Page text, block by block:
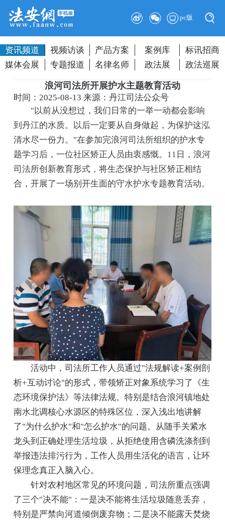
pc版
资讯频道 视频访谈 产品方案 案例库
标讯招商
媒体会展
专题报道 名律名师 政法展 政法巡展
浪河司法所开展护水主题教育活动
时间：2025-08-13来源：丹江司法公众号
"以前从没想过，我们日常的一举一动都会影响
到丹江的水质。以后一定要从自身做起，为保护这泓
清水尽一份力。"在参加完浪河司法所组织的护水专
题学习后，一位社区矫正人员由衷感慨。11日，浪河
司法所创新教育形式，将生态保护与社区矫正相结
合，开展了一场别开生面的守水护水专题教育活动。
活动中，司法所工作人员通过"法规解读+案例剖
析+互动讨论"的形式，带领矫正对象系统学习了《生
态环境保护法》等法律法规。特别是结合浪河镇地处
南水北调核心水源区的特殊区位，深入浅出地讲解
了"为什么护水"和"怎么护水"的问题。从随手关紧水
龙头到正确处理生活垃圾，从拒绝使用含磷洗涤剂到
举报违法排污行为，工作人员用生活化的语言，让环
保理念真正入脑入心。
针对农村地区常见的环境问题，司法所重点强调
了三个"决不能"：一是决不能将生活垃圾随意丢弃，
特别是严禁向河道倾倒废弃物；二是决不能露天焚烧